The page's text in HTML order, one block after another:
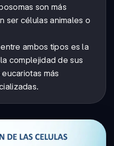
son más
ser células animales o
ambos tipos es la
complejidad de sus
más